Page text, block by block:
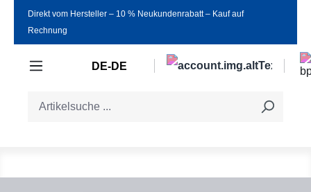
Zum Hauptinhalt springen
Direkt vom Hersteller ‒ 10 % Neukundenrabatt ‒ Kauf auf
Rechnung
DE-DE